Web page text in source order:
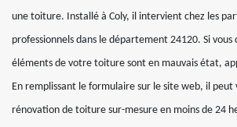
une toiture. Installé à Coly, il intervient chez les
professionnels dans le département 24120. Si vous
éléments de votre toiture sont en mauvais état,
En remplissant le formulaire sur le site web, il peut
rénovation de toiture sur-mesure en moins de 24